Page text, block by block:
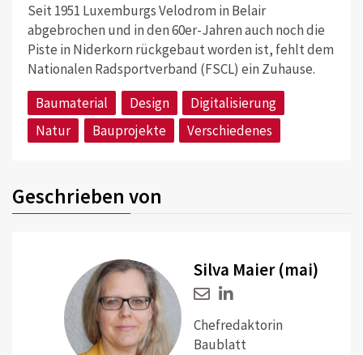
Seit 1951 Luxemburgs Velodrom in Belair
abgebrochen und in den 60er-Jahren auch noch die
Piste in Niderkorn rückgebaut worden ist, fehlt dem
Nationalen Radsportverband (FSCL) ein Zuhause.
Baumaterial
Design
Digitalisierung
Natur
Bauprojekte Verschiedenes
Geschrieben von
Silva Maier (mai)
Chefredaktorin
Baublatt